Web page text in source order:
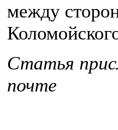
между
Статья
почте